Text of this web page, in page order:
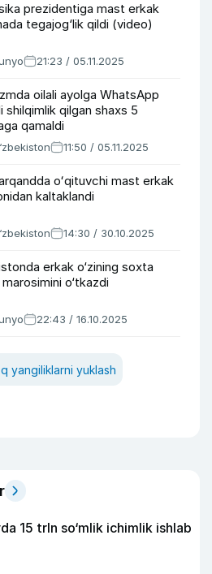
prezidentiga mast erkak
tegajog‘lik qildi (video)
21:23 / 05.11.2025
oilali ayolga WhatsApp
shilqimlik qilgan shaxs 5
qamaldi
11:50 / 05.11.2025
oʻqituvchi mast erkak
kaltaklandi
14:30 / 30.10.2025
erkak o‘zining soxta
o‘tkazdi
22:43 / 16.10.2025
yangiliklarni yuklash
15 trln so‘mlik ichimlik ishlab